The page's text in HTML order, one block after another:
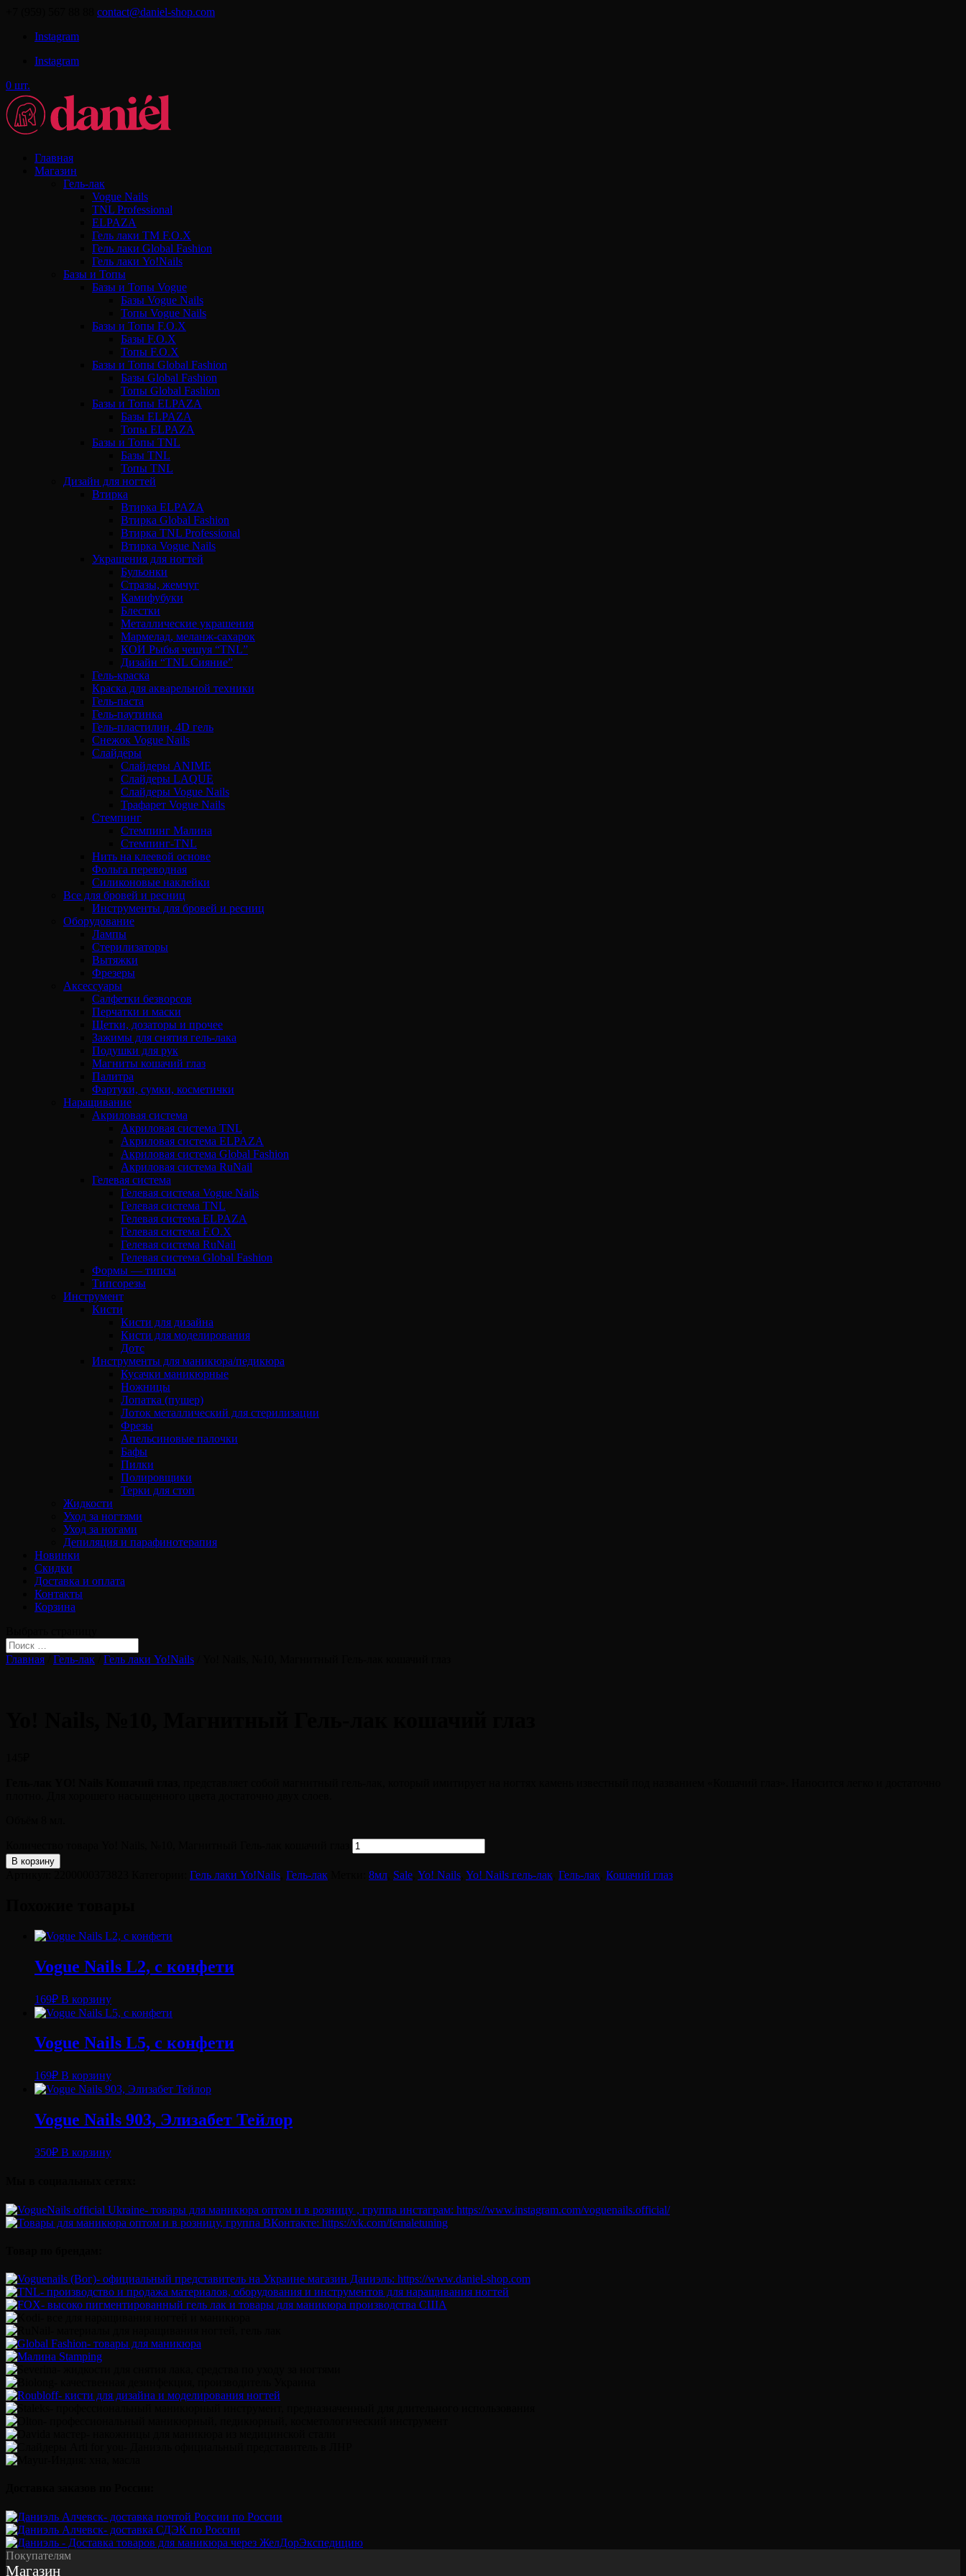
contact@daniel-shop.com
Instagram
Instagram
0 шт.
Главная
Магазин
Гель-лак
Vogue Nails
TNL Professional
ELPAZA
Гель лаки ТМ F.O.X
Гель лаки Global Fashion
Гель лаки Yo!Nails
Базы и Топы
Базы и Топы Vogue
Базы Vogue Nails
Топы Vogue Nails
Базы и Топы F.O.X
Базы F.O.X
Топы F.O.X
Базы и Топы Global Fashion
Базы Global Fashion
Топы Global Fashion
Базы и Топы ELPAZA
Базы ELPAZA
Топы ELPAZA
Базы и Топы TNL
Базы TNL
Топы TNL
Дизайн для ногтей
Втирка
Втирка ELPAZA
Втирка Global Fashion
Втирка TNL Professional
Втирка Vogue Nails
Украшения для ногтей
Бульонки
Стразы, жемчуг
Камифубуки
Блестки
Металлические украшения
Мармелад, меланж-сахарок
КОИ Рыбья чешуя “TNL”
Дизайн “TNL Сияние”
Гель-краска
Краска для акварельной техники
Гель-паста
Гель-паутинка
Гель-пластилин, 4D гель
Снежок Vogue Nails
Слайдеры
Слайдеры ANIME
Слайдеры LAQUE
Слайдеры Vogue Nails
Трафарет Vogue Nails
Стемпинг
Стемпинг Малина
Стемпинг-TNL
Нить на клеевой основе
Фольга переводная
Силиконовые наклейки
Все для бровей и ресниц
Инструменты для бровей и ресниц
Оборудование
Лампы
Стерилизаторы
Вытяжки
Фрезеры
Аксессуары
Салфетки безворсов
Перчатки и маски
Щетки, дозаторы и прочее
Зажимы для снятия гель-лака
Подушки для рук
Магниты кошачий глаз
Палитра
Фартуки, сумки, косметички
Наращивание
Акриловая система
Акриловая система TNL
Акриловая система ELPAZA
Акриловая система Global Fashion
Акриловая система RuNail
Гелевая система
Гелевая система Vogue Nails
Гелевая система TNL
Гелевая система ELPAZA
Гелевая система F.O.X
Гелевая система RuNail
Гелевая система Global Fashion
Формы — типсы
Типсорезы
Инструмент
Кисти
Кисти для дизайна
Кисти для моделирования
Дотс
Инструменты для маникюра/педикюра
Кусачки маникюрные
Ножницы
Лопатка (пушер)
Лоток металлический для стерилизации
Фрезы
Апельсиновые палочки
Бафы
Пилки
Полировщики
Терки для стоп
Жидкости
Уход за ногтями
Уход за ногами
Депиляция и парафинотерапия
Новинки
Скидки
Доставка и оплата
Контакты
Корзина
Главная Гель-лак Гель лаки Yo!Nails
В корзину
Гель лаки Yo!Nails Гель-лак 8мл Sale Yo! Nails Yo! Nails гель-лак Гель-лак Кошачий глаз
Vogue Nails L2, с конфети
169₽ В корзину
Vogue Nails L5, с конфети
169₽ В корзину
Vogue Nails 903, Элизабет Тейлор
350₽ В корзину
Покупателям
Магазин